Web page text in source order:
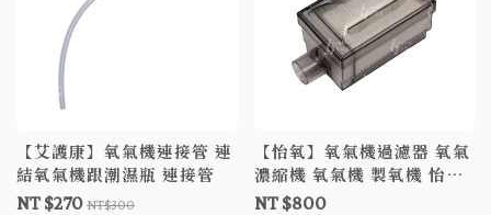
【艾護康】氧氣機連接管 連
結氧氣機跟潮濕瓶 連接管
NT $270 NT$300
【怡氧】氧氣機過濾器 氧氣
濃縮機 氧氣機 製氧機 怡氧
氧氣機專用
NT $800